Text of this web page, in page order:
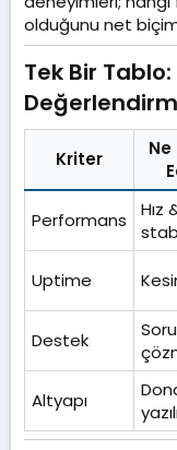
olduğunu net
Tek Bir
Kriter
Performans
Hız
Uptime
Destek
Altyapı